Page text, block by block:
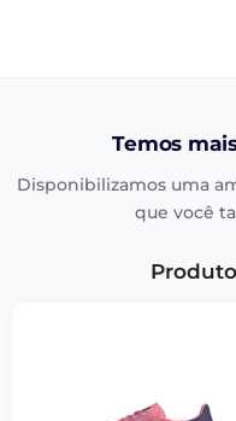
Temos
Disponibilizamos uma
que você